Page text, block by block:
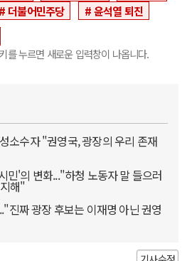
더불어민주당
윤석열 퇴진
를 누르면 새로운 입력창이 나옵니다.
소수자 "권영국, 광장의 우리 존재
민'의 변화..."하청 노동자 말 들으러
해"
진짜 광장 후보는 이재명 아닌 권영